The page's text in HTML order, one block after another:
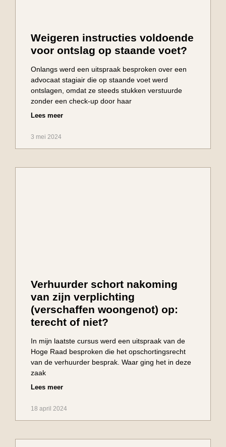
Weigeren instructies voldoende
voor ontslag op staande voet?
Onlangs werd een uitspraak besproken over een
advocaat stagiair die op staande voet werd
ontslagen, omdat ze steeds stukken verstuurde
zonder een check-up door haar
Lees meer
3 mei 2024
Verhuurder schort nakoming
van zijn verplichting
(verschaffen woongenot) op:
terecht of niet?
In mijn laatste cursus werd een uitspraak van de
Hoge Raad besproken die het opschortingsrecht
van de verhuurder besprak. Waar ging het in deze
zaak
Lees meer
18 april 2024